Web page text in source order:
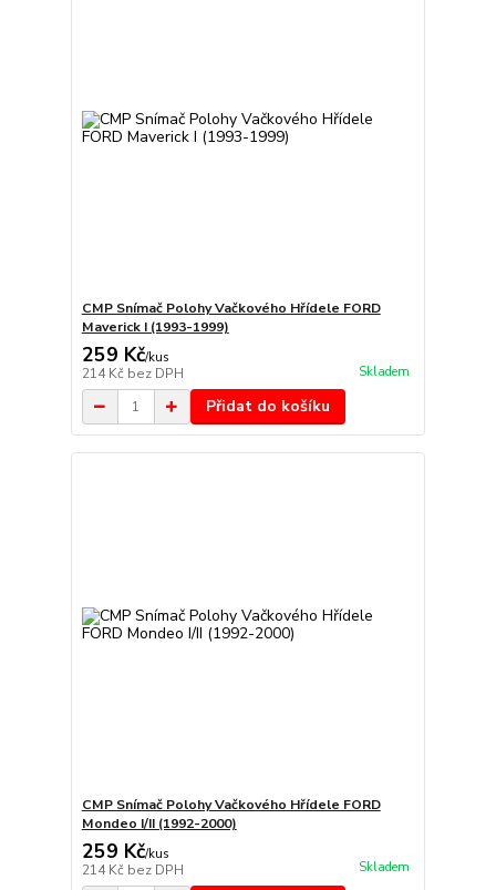
CMP Snímač Polohy Vačkového Hřídele FORD
Maverick I (1993-1999)
259 Kč/kus
214 Kč bez DPH Skladem
Přidat do košíku
CMP Snímač Polohy Vačkového Hřídele FORD
Mondeo I/II (1992-2000)
259 Kč/kus
214 Kč bez DPH Skladem